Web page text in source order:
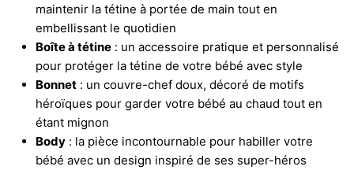
maintenir la tétine à portée de main tout en
embellissant le quotidien
Boîte à tétine : un accessoire pratique et personnalisé
pour protéger la tétine de votre bébé avec style
Bonnet : un couvre-chef doux, décoré de motifs
héroïques pour garder votre bébé au chaud tout en
étant mignon
Body : la pièce incontournable pour habiller votre
bébé avec un design inspiré de ses super-héros